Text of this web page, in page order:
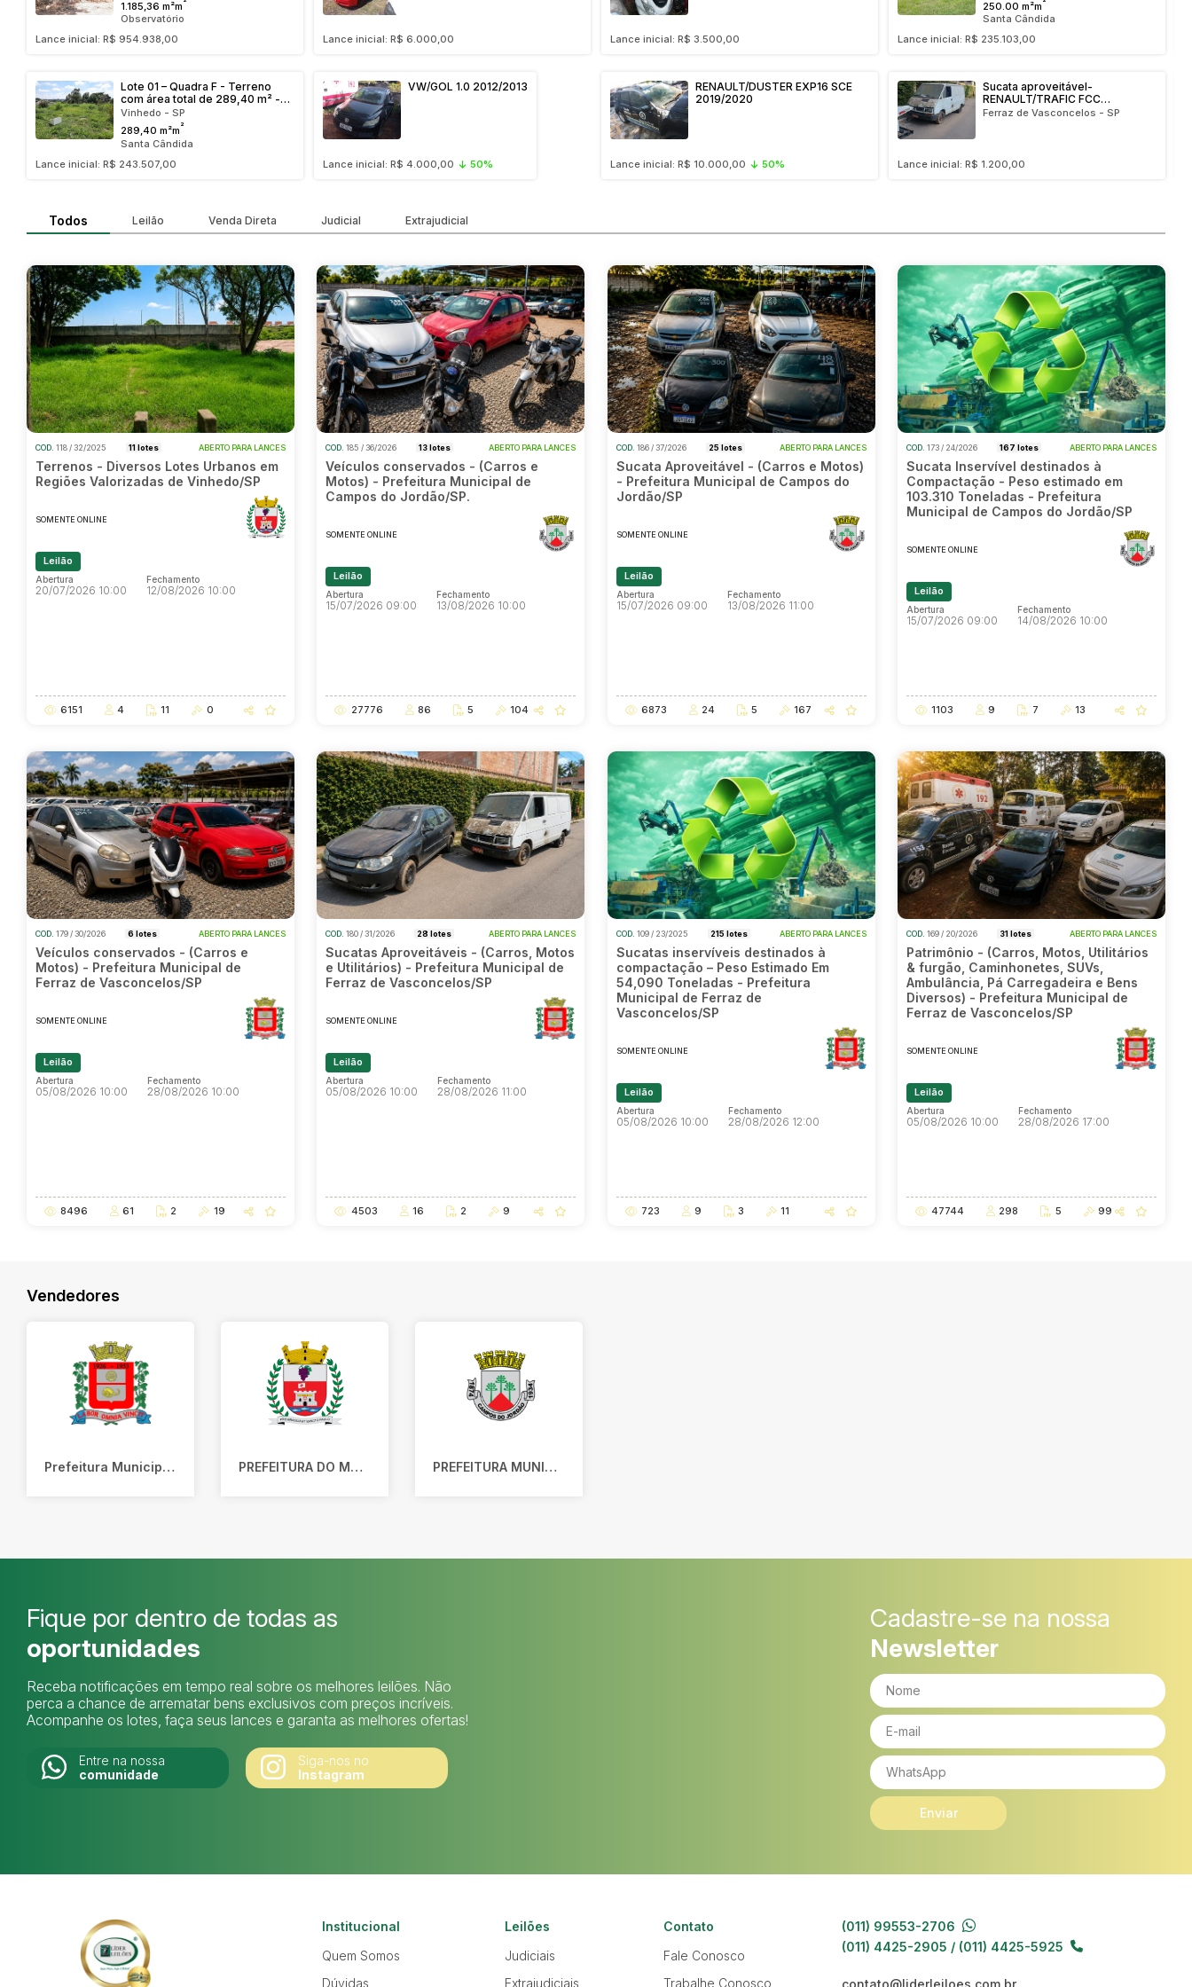
1.185,36 m²m
Observatório
Lance inicial: R$ 954.938,00
Lance inicial: R$ 6.000,00 Lance inicial: R$ 3.500,00
250.00 m²m
Santa Cândida
Lance inicial: R$ 235.103,00
Lote 01 – Quadra F - Terreno
com área total de 289,40 m² -
Bairro Capela
Vinhedo - SP
289,40 m²m²
Santa Cândida
Lance inicial: R$ 243.507,00
VW/GOL 1.0 2012/2013
Lance inicial: R$ 4.000,00 50%
RENAULT/DUSTER EXP16 SCE
2019/2020
Lance inicial: R$ 10.000,00 50%
Sucata aproveitável-
RENAULT/TRAFIC FCC
1998/1998
Ferraz de Vasconcelos - SP
Lance inicial: R$ 1.200,00
Todos Leilão Venda Direta Judicial Extrajudicial
COD. 118 / 32/2025 11 lotes ABERTO PARA LANCES
Terrenos - Diversos Lotes Urbanos em
Regiões Valorizadas de Vinhedo/SP
SOMENTE ONLINE
Leilão
Abertura
20/07/2026 10:00
Fechamento
12/08/2026 10:00
6151 4 11 0
COD. 185 / 36/2026 13 lotes ABERTO PARA LANCES
Veículos conservados - (Carros e
Motos) - Prefeitura Municipal de
Campos do Jordão/SP.
SOMENTE ONLINE
Leilão
Abertura
15/07/2026 09:00
Fechamento
13/08/2026 10:00
27776 86 5 104
COD. 186 / 37/2026 25 lotes ABERTO PARA LANCES
Sucata Aproveitável - (Carros e Motos)
- Prefeitura Municipal de Campos do
Jordão/SP
SOMENTE ONLINE
Leilão
Abertura
15/07/2026 09:00
Fechamento
13/08/2026 11:00
6873 24 5 167
COD. 173 / 24/2026 167 lotes ABERTO PARA LANCES
Sucata Inservível destinados à
Compactação - Peso estimado em
103.310 Toneladas - Prefeitura
Municipal de Campos do Jordão/SP
SOMENTE ONLINE
Leilão
Abertura
15/07/2026 09:00
Fechamento
14/08/2026 10:00
1103 9 7 13
COD. 179 / 30/2026 6 lotes ABERTO PARA LANCES
Veículos conservados - (Carros e
Motos) - Prefeitura Municipal de
Ferraz de Vasconcelos/SP
SOMENTE ONLINE
Leilão
Abertura
05/08/2026 10:00
Fechamento
28/08/2026 10:00
8496 61 2 19
COD. 180 / 31/2026 28 lotes ABERTO PARA LANCES
Sucatas Aproveitáveis - (Carros, Motos
e Utilitários) - Prefeitura Municipal de
Ferraz de Vasconcelos/SP
SOMENTE ONLINE
Leilão
Abertura
05/08/2026 10:00
Fechamento
28/08/2026 11:00
4503 16 2 9
COD. 109 / 23/2025 215 lotes ABERTO PARA LANCES
Sucatas inservíveis destinados à
compactação – Peso Estimado Em
54,090 Toneladas - Prefeitura
Municipal de Ferraz de
Vasconcelos/SP
SOMENTE ONLINE
Leilão
Abertura
05/08/2026 10:00
Fechamento
28/08/2026 12:00
723 9 3 11
COD. 169 / 20/2026 31 lotes ABERTO PARA LANCES
Patrimônio - (Carros, Motos, Utilitários
& furgão, Caminhonetes, SUVs,
Ambulância, Pá Carregadeira e Bens
Diversos) - Prefeitura Municipal de
Ferraz de Vasconcelos/SP
SOMENTE ONLINE
Leilão
Abertura
05/08/2026 10:00
Fechamento
28/08/2026 17:00
47744 298 5 99
Vendedores
Prefeitura Municipal de Ferraz de Vasconcelos PREFEITURA DO MUNICIPIO DE VINHEDO PREFEITURA MUNICIPAL DE CAMPOS DO JORDÃO - SP
Fique por dentro de todas as
oportunidades
Receba notificações em tempo real sobre os melhores leilões. Não
perca a chance de arrematar bens exclusivos com preços incríveis.
Acompanhe os lotes, faça seus lances e garanta as melhores ofertas!
Entre na nossa
comunidade
Siga-nos no
Instagram
Cadastre-se na nossa
Newsletter
Enviar
Institucional
Quem Somos
Dúvidas
Leilões
Judiciais
Extrajudiciais
Contato
Fale Conosco
Trabalhe Conosco
(011) 99553-2706
(011) 4425-2905 / (011) 4425-5925